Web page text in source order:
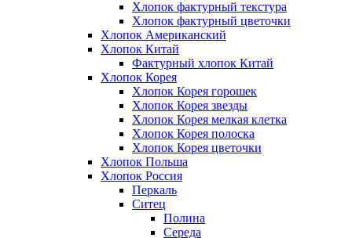
Хлопок фактурный текстура
Хлопок фактурный цветочки
Хлопок Американский
Хлопок Китай
Фактурный хлопок Китай
Хлопок Корея
Хлопок Корея горошек
Хлопок Корея звезды
Хлопок Корея мелкая клетка
Хлопок Корея полоска
Хлопок Корея цветочки
Хлопок Польша
Хлопок Россия
Перкаль
Ситец
Полина
Середа